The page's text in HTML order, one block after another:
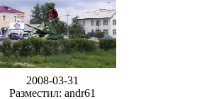
2008-03-31
Разместил: andr61